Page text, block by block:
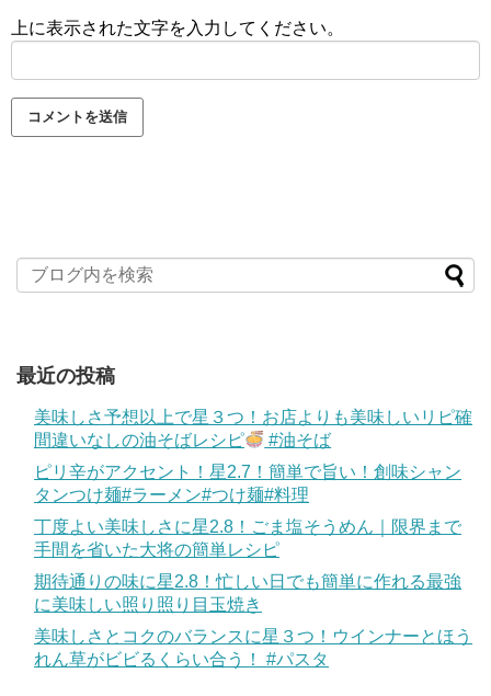
上に表示された文字を入力してください。
最近の投稿
美味しさ予想以上で星３つ！お店よりも美味しいリピ確
間違いなしの油そばレシピ
#油そば
ピリ辛がアクセント！星2.7！簡単で旨い！創味シャン
タンつけ麺#ラーメン#つけ麺#料理
丁度よい美味しさに星2.8！ごま塩そうめん｜限界まで
手間を省いた大将の簡単レシピ
期待通りの味に星2.8！忙しい日でも簡単に作れる最強
に美味しい照り照り目玉焼き
美味しさとコクのバランスに星３つ！ウインナーとほう
れん草がビビるくらい合う！ #パスタ